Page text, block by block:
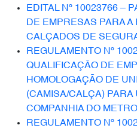
EDITAL Nº 10023766 –
DE EMPRESAS PARA A
CALÇADOS DE
REGULAMENTO Nº
QUALIFICAÇÃO DE
HOMOLOGAÇÃO DE
(CAMISA/CALÇA) PARA
COMPANHIA DO
REGULAMENTO Nº